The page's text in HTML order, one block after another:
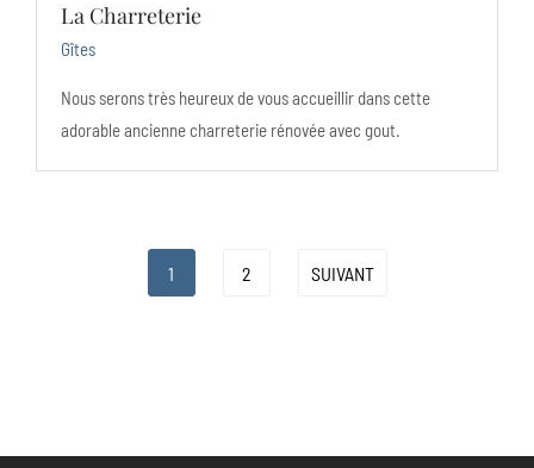
La Charreterie
Gîtes
Nous serons très heureux de vous accueillir dans cette
adorable ancienne charreterie rénovée avec gout.
1 2 SUIVANT